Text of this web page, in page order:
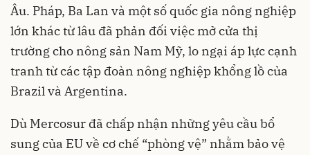
Âu. Pháp, Ba Lan và một số quốc gia nông nghiệp
lớn khác từ lâu đã phản đối việc mở cửa thị
trường cho nông sản Nam Mỹ, lo ngại áp lực cạnh
tranh từ các tập đoàn nông nghiệp khổng lồ của
Brazil và Argentina.
Dù Mercosur đã chấp nhận những yêu cầu bổ
sung của EU về cơ chế “phòng vệ” nhằm bảo vệ